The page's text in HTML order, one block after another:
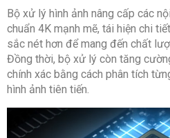
dụng sẵn
có:
-YouTube
-Netflix
khiển tivi
bằng điện
Bằng ứng dụng
SmartThings
Bộ xử lý hình ảnh nâng cấp các
chuẩn 4K mạnh mẽ, tái hiện chi
sắc nét hơn để mang đến chất
Đồng thời, bộ xử lý còn tăng
chính xác bằng cách phân tích
hình ảnh tiên tiến.